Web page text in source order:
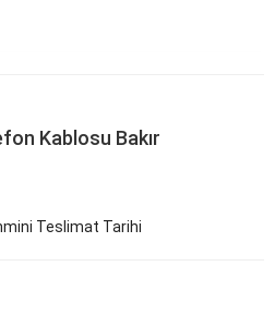
Kablosu Bakır
Teslimat Tarihi